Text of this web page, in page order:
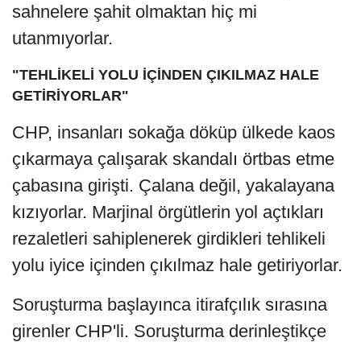
sahnelere şahit olmaktan hiç mi
utanmıyorlar.
"TEHLİKELİ YOLU İÇİNDEN ÇIKILMAZ HALE
GETİRİYORLAR"
CHP, insanları sokağa döküp ülkede kaos
çıkarmaya çalışarak skandalı örtbas etme
çabasına girişti. Çalana değil, yakalayana
kızıyorlar. Marjinal örgütlerin yol açtıkları
rezaletleri sahiplenerek girdikleri tehlikeli
yolu iyice içinden çıkılmaz hale getiriyorlar.
Soruşturma başlayınca itirafçılık sırasına
girenler CHP'li. Soruşturma derinleştikçe